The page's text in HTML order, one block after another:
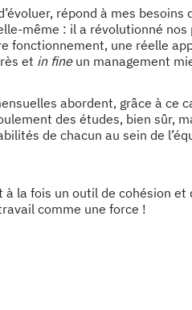
répond à mes
même : il a révolutionné
fonctionnement, une réelle
et in fineun management
abordent, grâce à ce
des études, bien sûr,
de chacun au sein de
à la fois un outil de cohésion
comme une force !